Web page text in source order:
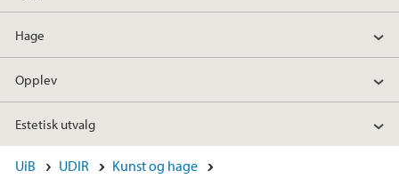
Hage
Opplev
Estetisk utvalg
UiB UDIR Kunst og hage